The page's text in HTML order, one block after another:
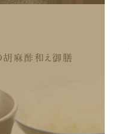
胡麻酢和え御膳